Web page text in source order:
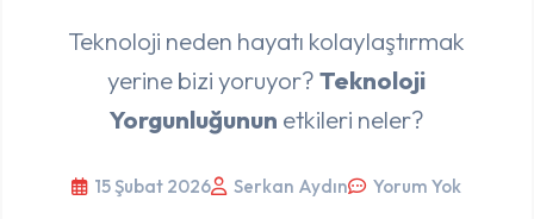
Teknoloji neden hayatı kolaylaştırmak
yerine bizi yoruyor?Teknoloji
Yorgunluğunun etkileri neler?
15 Şubat 2026 Serkan Aydın Yorum Yok